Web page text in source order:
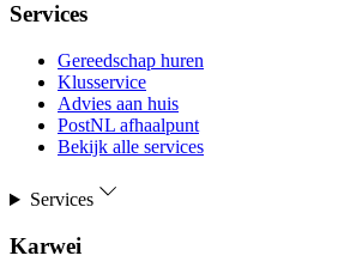
Services
Gereedschap huren
Klusservice
Advies aan huis
PostNL afhaalpunt
Bekijk alle services
Services
Karwei